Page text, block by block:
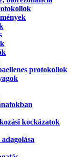
protokollok
kockázatok